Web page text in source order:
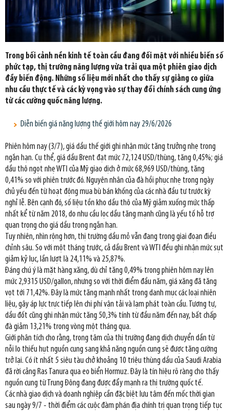
Trong bối cảnh nền kinh tế toàn cầu đang đối mặt với nhiều biến số
phức tạp, thị trường năng lượng vừa trải qua một phiên giao dịch
đầy biến động. Những số liệu mới nhất cho thấy sự giằng co giữa
nhu cầu thực tế và các kỳ vọng vào sự thay đổi chính sách cung ứng
từ các cường quốc năng lượng.
Diễn biến giá năng lượng thế giới hôm nay 29/6/2026
Phiên hôm nay (3/7), giá dầu thế giới ghi nhận mức tăng trưởng nhẹ trong
ngắn hạn. Cụ thể, giá dầu Brent đạt mức 72,124 USD/thùng, tăng 0,45%; giá
dầu thô ngọt nhẹ WTI của Mỹ giao dịch ở mức 68,969 USD/thùng, tăng
0,41% so với phiên trước đó. Nguyên nhân của đà hồi phục nhẹ trong ngày
chủ yếu đến từ hoạt động mua bù bán khống của các nhà đầu tư trước kỳ
nghỉ lễ. Bên cạnh đó, số liệu tồn kho dầu thô của Mỹ giảm xuống mức thấp
nhất kể từ năm 2018, do nhu cầu lọc dầu tăng mạnh cũng là yếu tố hỗ trợ
quan trọng cho giá dầu trong ngắn hạn.
Tuy nhiên, nhìn rộng hơn, thị trường dầu mỏ vẫn đang trong giai đoạn điều
chỉnh sâu. So với một tháng trước, cả dầu Brent và WTI đều ghi nhận mức sụt
giảm kỷ lục, lần lượt là 24,11% và 25,87%.
Đáng chú ý là mặt hàng xăng, dù chỉ tăng 0,49% trong phiên hôm nay lên
mức 2,9315 USD/gallon, nhưng so với thời điểm đầu năm, giá xăng đã tăng
vọt tới 71,42%. Đây là mức tăng mạnh nhất trong danh mục các loại nhiên
liệu, gây áp lực trực tiếp lên chi phí vận tải và lạm phát toàn cầu. Tương tự,
dầu đốt cũng ghi nhận mức tăng 50,3% tính từ đầu năm đến nay, bất chấp
đà giảm 13,21% trong vòng một tháng qua.
Giới phân tích cho rằng, trọng tâm của thị trường đang dịch chuyển dần từ
nỗi lo thiếu hụt nguồn cung sang khả năng nguồn cung sẽ được tăng cường
trở lại. Có ít nhất 5 siêu tàu chở khoảng 10 triệu thùng dầu của Saudi Arabia
đã rời cảng Ras Tanura qua eo biển Hormuz. Đây là tín hiệu rõ ràng cho thấy
nguồn cung từ Trung Đông đang được đẩy mạnh ra thị trường quốc tế.
Các nhà giao dịch và doanh nghiệp cần đặc biệt lưu tâm đến mốc thời gian
sau ngày 9/7 - thời điểm các cuộc đàm phán địa chính trị quan trọng tiếp tục